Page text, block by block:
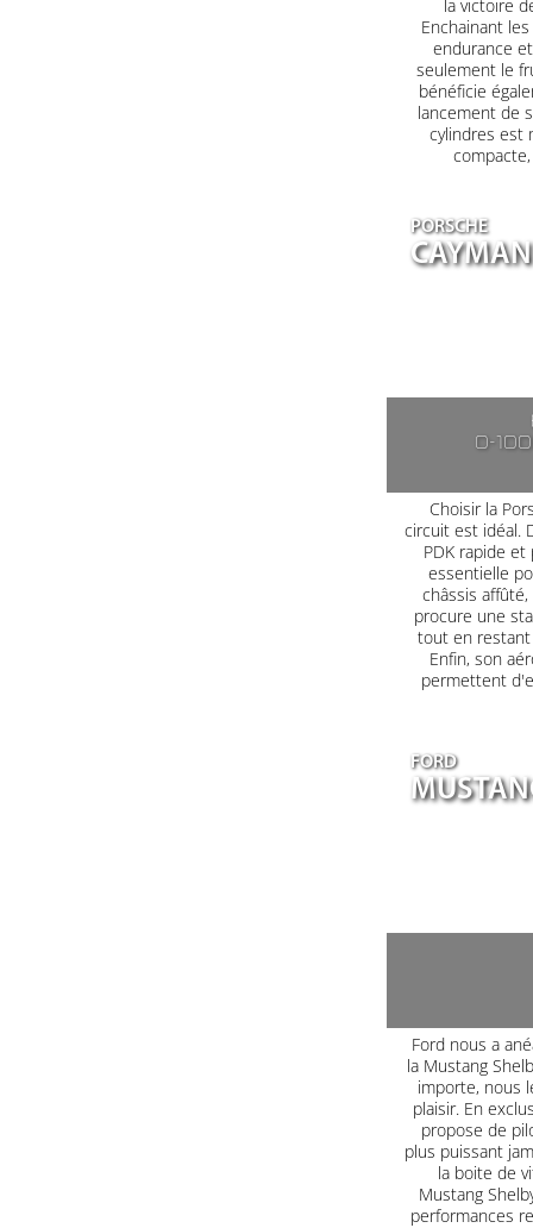
la victoire
Enchainant
endurance
seulement le
bénéficie
lancement de
cylindres est
PORSCHE
0-
Choisir la
circuit est idéal.
PDK rapide
essentielle
châssis
procure une
tout en restant
Enfin, son
permettent
FORD
Ford nous a
la Mustang
importe, nous
plaisir. En
propose de
plus puissant
la boite de
Mustang
performances